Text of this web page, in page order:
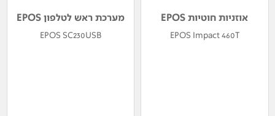
אוזניות חוטיות EPOS
EPOS Impact 460T
מערכת ראש לטלפון EPOS
EPOS SC230USB